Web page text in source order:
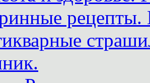
рецепты.